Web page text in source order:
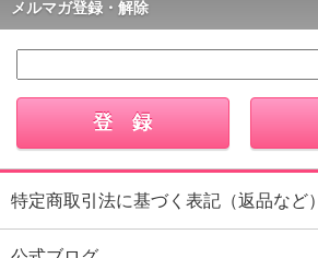
メルマガ登録・解除
特定商取引法に基づく表記（返品など）